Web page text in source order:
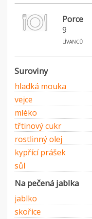
Porce
9
lívanců
Suroviny
hladká mouka
vejce
mléko
třtinový cukr
rostlinný olej
kypřící prášek
sůl
Na pečená jablka
jablko
skořice